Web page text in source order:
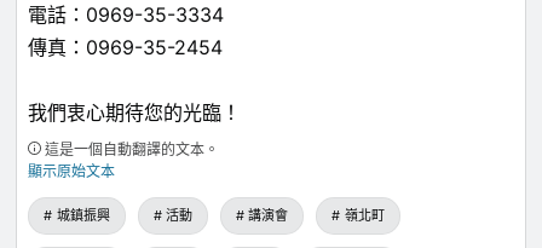
電話：0969-35-3334
傳真：0969-35-2454
我們衷心期待您的光臨！
這是一個自動翻譯的文本。
顯示原始文本
城鎮振興 活動 講演會 嶺北町